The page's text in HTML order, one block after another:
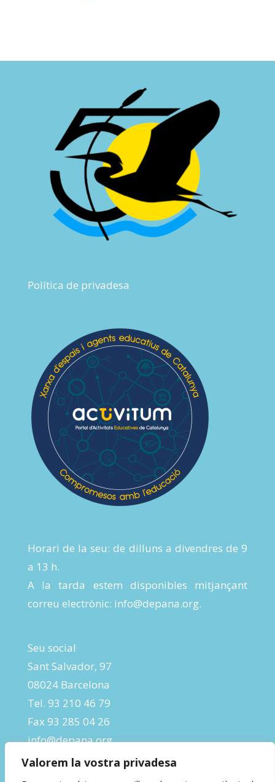
Valorem la vostra privadesa
Política de privadesa
Horari de la seu: de dilluns a divendres de 9
a 13 h.
A la tarda estem disponibles mitjançant
correu electrònic: info@depana.org.
Seu social
Sant Salvador, 97
08024 Barcelona
Tel. 93 210 46 79
Fax 93 285 04 26
info@depana.org